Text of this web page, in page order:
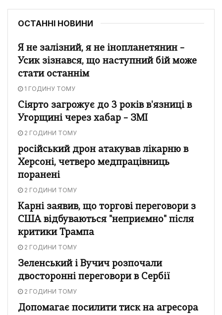
ОСТАННІ НОВИНИ
Я не залізний, я не інопланетянин –
Усик зізнався, що наступний бій може
стати останнім
1 ГОДИНУ ТОМУ
Сіярто загрожує до 3 років в'язниці в
Угорщині через хабар – ЗМІ
2 ГОДИНИ ТОМУ
російський дрон атакував лікарню в
Херсоні, четверо медпрацівниць
поранені
2 ГОДИНИ ТОМУ
Карні заявив, що торгові переговори з
США відбуваються "неприємно" після
критики Трампа
2 ГОДИНИ ТОМУ
Зеленський і Вучич розпочали
двосторонні переговори в Сербії
2 ГОДИНИ ТОМУ
Допомагає посилити тиск на агресора